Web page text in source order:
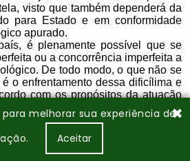
para melhorar sua experiência de
Aceitar
✖